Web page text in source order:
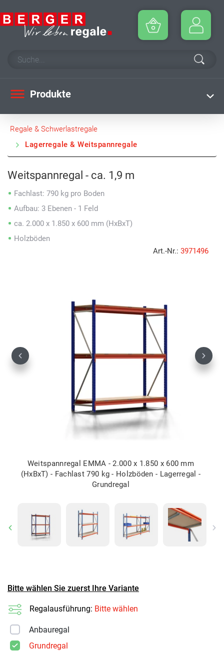
Produkte
Regale & Schwerlastregale
Lagerregale & Weitspannregale
Weitspannregal - ca. 1,9 m
Fachlast: 790 kg pro Boden
Aufbau: 3 Ebenen - 1 Feld
ca. 2.000 x 1.850 x 600 mm (HxBxT)
Holzböden
Art.-Nr.: 3971496
Weitspannregal EMMA - 2.000 x 1.850 x 600 mm
(HxBxT) - Fachlast 790 kg - Holzböden - Lagerregal -
Grundregal
Previous Next
Previous
Bitte wählen Sie zuerst Ihre Variante
Regalausführung: Bitte wählen
Anbauregal
Grundregal